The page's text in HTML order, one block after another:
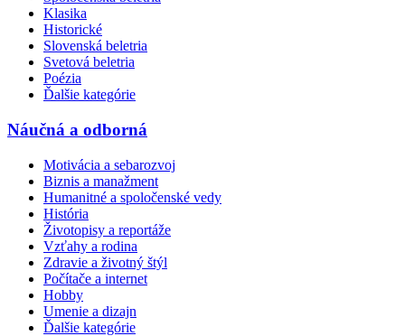
Klasika
Historické
Slovenská beletria
Svetová beletria
Poézia
Ďalšie kategórie
Náučná a odborná
Motivácia a sebarozvoj
Biznis a manažment
Humanitné a spoločenské vedy
História
Životopisy a reportáže
Vzťahy a rodina
Zdravie a životný štýl
Počítače a internet
Hobby
Umenie a dizajn
Ďalšie kategórie